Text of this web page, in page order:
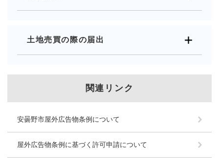
土地売買の際の届出
関連リンク
安曇野市屋外広告物条例について
屋外広告物条例に基づく許可申請について